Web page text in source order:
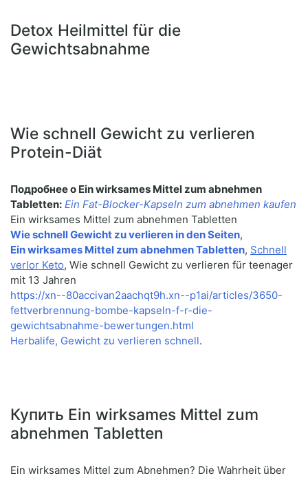
Detox Heilmittel für die
Gewichtsabnahme
Wie schnell Gewicht zu verlieren
Protein-Diät
Подробнее о Ein wirksames Mittel zum abnehmen
Tabletten: Ein Fat-Blocker-Kapseln zum abnehmen kaufen
Ein wirksames Mittel zum abnehmen Tabletten
Wie schnell Gewicht zu verlieren in den Seiten,
Ein wirksames Mittel zum abnehmen Tabletten, Schnell
verlor Keto, Wie schnell Gewicht zu verlieren für teenager
mit 13 Jahren
https://xn--80accivan2aachqt9h.xn--p1ai/articles/3650-
fettverbrennung-bombe-kapseln-f-r-die-
gewichtsabnahme-bewertungen.html
Herbalife, Gewicht zu verlieren schnell.
Купить Ein wirksames Mittel zum
abnehmen Tabletten
Ein wirksames Mittel zum Abnehmen? Die Wahrheit über